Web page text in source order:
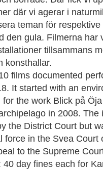
där vi agerar i
teman för respektive
den gula. Filmerna har
tillsammans
konsthallar.
films documented
It started with an
for the work Blick på
in 2008. The
the District Court but
force in the Svea Court
to the Supreme
40 day fines each for